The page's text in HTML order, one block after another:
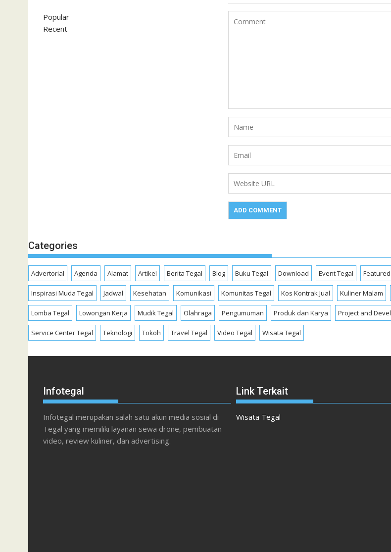
Popular
Recent
Categories
Advertorial Agenda Alamat Artikel Berita Tegal Blog Buku Tegal Download Event Tegal
Inspirasi Muda Tegal Jadwal Kesehatan Komunikasi Komunitas Tegal Kos Kontrak Jual Kuliner Malam
Lomba Tegal Lowongan Kerja Mudik Tegal Olahraga Pengumuman Produk dan Karya Project and
Service Center Tegal Teknologi Tokoh Travel Tegal Video Tegal Wisata Tegal
Infotegal
Infotegal merupakan salah satu akun media sosial di
Tegal yang memiliki layanan sewa drone, pembuatan
video, review kuliner, dan advertising.
Link Terkait
Wisata Tegal